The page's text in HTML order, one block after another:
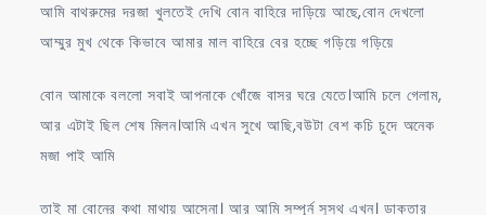
আমি বাথরুমের দরজা খুলতেই দেখি বোন বাহিরে দাড়িয়ে আছে,বোন দেখলো
আম্মুর মুখ থেকে কিভাবে আমার মাল বাহিরে বের হচ্ছে গড়িয়ে গড়িয়ে
বোন আমাকে বললো সবাই আপনাকে খোঁজে বাসর ঘরে যেতে।আমি চলে গেলাম,
আর এটাই ছিল শেষ মিলন।আমি এখন সুখে আছি,বউটা বেশ কচি চুদে অনেক
মজা পাই আমি
তাই মা বোনের কথা মাথায় আসেনা। আর আমি সম্পূর্ন সুস্থ এখন। ডাক্তার